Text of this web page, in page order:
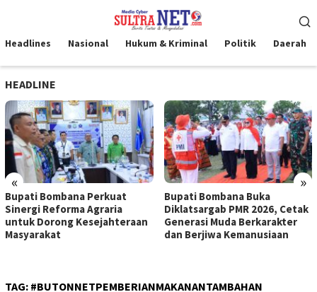
kontenMobile
Headlines Nasional Hukum & Kriminal Politik Daerah
HEADLINE
« »
Bupati Bombana Perkuat
Sinergi Reforma Agraria
untuk Dorong Kesejahteraan
Masyarakat
Bupati Bombana Buka
Diklatsargab PMR 2026, Cetak
Generasi Muda Berkarakter
dan Berjiwa Kemanusiaan
TAG: #BUTONNETPEMBERIANMAKANANTAMBAHAN